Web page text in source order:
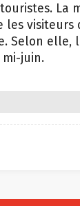
La
les visiteurs
Selon elle,
juin.